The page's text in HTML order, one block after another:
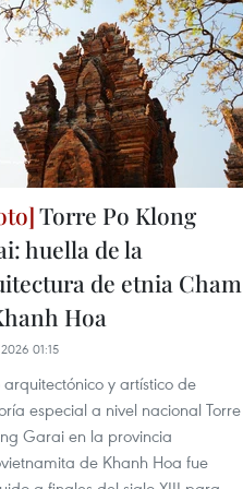
Torre Po Klong
huella de la
de etnia Cham
Hoa
01:15
arquitectónico y artístico de
especial a nivel nacional Torre
Garai en la provincia
de Khanh Hoa fue